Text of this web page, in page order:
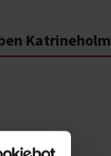
Katrineholm